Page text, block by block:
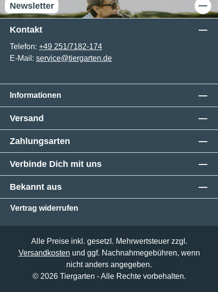
Newsletter
Kontakt
Telefon: +49 251/7182-174
E-Mail: service@tiergarten.de
Informationen
Versand
Zahlungsarten
Verbinde Dich mit uns
Bekannt aus
Vertrag widerrufen
Alle Preise inkl. gesetzl. Mehrwertsteuer zzgl.
Versandkosten und ggf. Nachnahmegebühren, wenn
nicht anders angegeben.
© 2026 Tiergarten - Alle Rechte vorbehalten.